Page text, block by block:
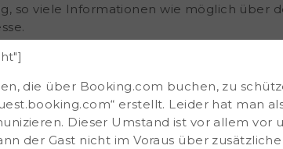
so viele Informationen wie möglich über
die über Booking.com buchen, zu
erstellt. Leider hat man
Dieser Umstand ist vor allem vor
der Gast nicht im Voraus über